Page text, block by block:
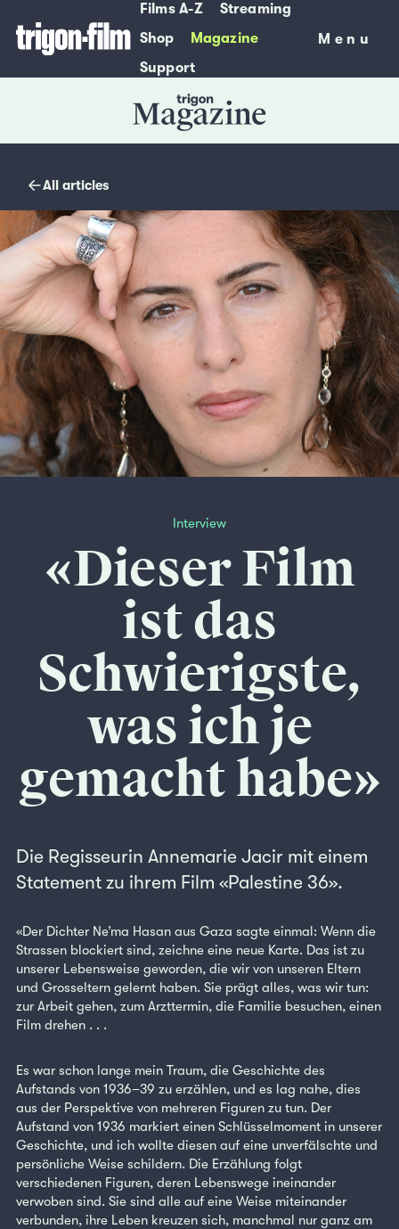
Films A-Z
Streaming
Shop
Magazine
Support
Menu
Menu
Magazine
All articles
Interview
«Dieser Film
ist das
Schwierigste,
was ich je
gemacht habe»
Die Regisseurin Annemarie Jacir mit einem
Statement zu ihrem Film «Palestine 36».
«Der Dichter Ne’ma Hasan aus Gaza sagte einmal: Wenn die
Strassen blockiert sind, zeichne eine neue Karte. Das ist zu
unserer Lebensweise geworden, die wir von unseren Eltern
und Grosseltern gelernt haben. Sie prägt alles, was wir tun:
zur Arbeit gehen, zum Arzttermin, die Familie besuchen, einen
Film drehen . . .
Es war schon lange mein Traum, die Geschichte des
Aufstands von 1936–39 zu erzählen, und es lag nahe, dies
aus der Perspektive von mehreren Figuren zu tun. Der
Aufstand von 1936 markiert einen Schlüsselmoment in unserer
Geschichte, und ich wollte diesen auf eine unverfälschte und
persönliche Weise schildern. Die Erzählung folgt
verschiedenen Figuren, deren Lebenswege ineinander
verwoben sind. Sie sind alle auf eine Weise miteinander
verbunden, ihre Leben kreuzen sich, manchmal nur ganz am